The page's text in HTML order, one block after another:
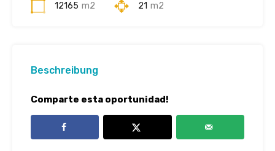
12165 m2 21 m2
Beschreibung
Comparte esta oportunidad!